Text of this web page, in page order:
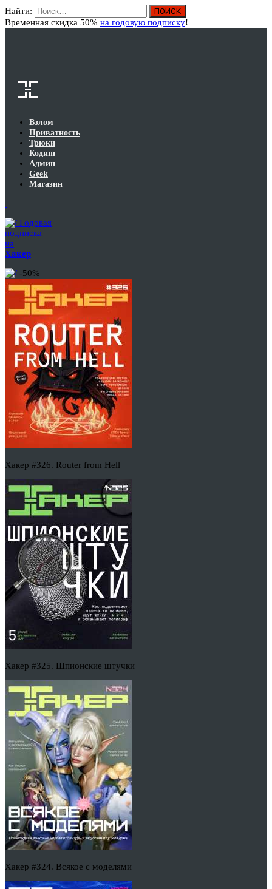
Найти:
Временная скидка 50% на годовую подписку!
Взлом
Приватность
Трюки
Кодинг
Админ
Geek
Магазин
Годовая
подписка
на
Хакер
-50%
Хакер #326. Router from Hell
Хакер #325. Шпионские штучки
Хакер #324. Всякое с моделями